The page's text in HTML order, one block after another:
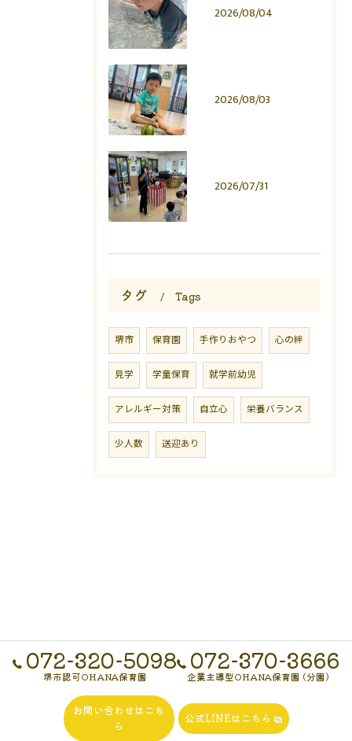
2026/08/04
2026/08/03
2026/07/31
タグ Tags
堺市 保育園 手作りおやつ 心の絆
見学 学童保育 就学前幼児
アレルギー対策 自立心 栄養バランス
少人数 送迎あり
072-320-5098
堺市認可OHANA保育園
072-370-3666
企業主導型OHANA保育園 (分園)
お問い合わせはこち
ら
公式LINEはこちら